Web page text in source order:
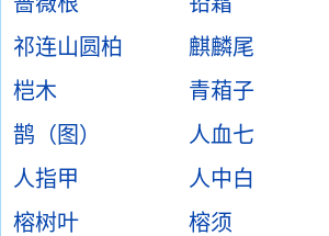
祁连山圆柏
麒麟尾
桤木
青葙子
鹊（图）
人血七
人指甲
人中白
榕树叶
榕须